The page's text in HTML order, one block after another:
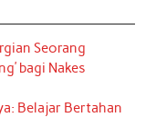
Seorang
bagi Nakes
Belajar Bertahan